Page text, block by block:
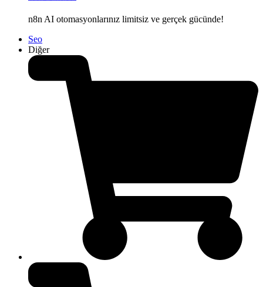
n8n AI otomasyonlarınız limitsiz ve gerçek gücünde!
Seo
Diğer